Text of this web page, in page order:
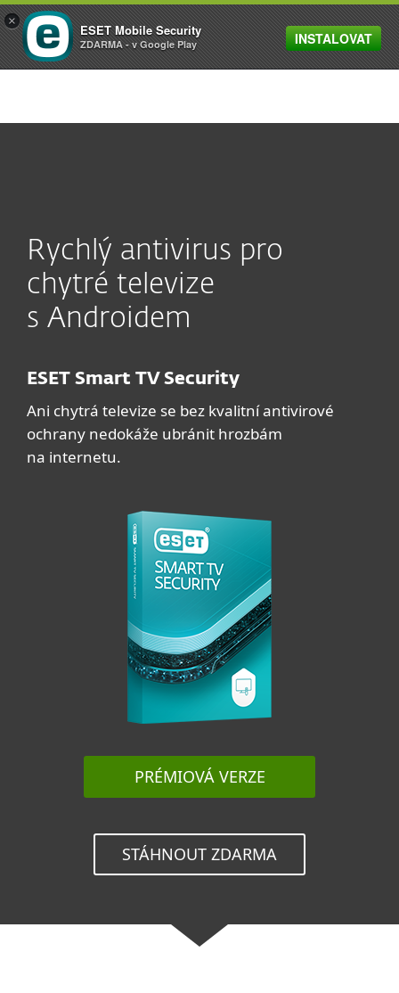
MENU
Rychlý antivirus pro
chytré televize
s Androidem
ESET Smart TV Security
Ani chytrá televize se bez kvalitní antivirové
ochrany nedokáže ubránit hrozbám
na internetu.
PRÉMIOVÁ VERZE
STÁHNOUT ZDARMA
×
ESET Mobile Security
ZDARMA - v Google Play INSTALOVAT